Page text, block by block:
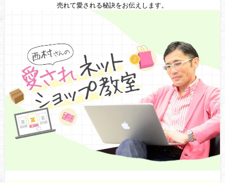
売れて愛される秘訣をお伝えします。